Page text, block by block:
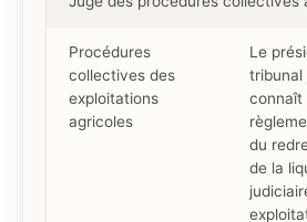
Procédures
collectives des
exploitations
agricoles
Le
tribunal
connaît
du
de la